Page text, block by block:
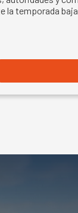
la temporada baja